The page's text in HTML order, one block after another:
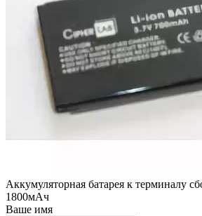
Аккумуляторная батарея к терминалу
1800мАч
Ваше имя